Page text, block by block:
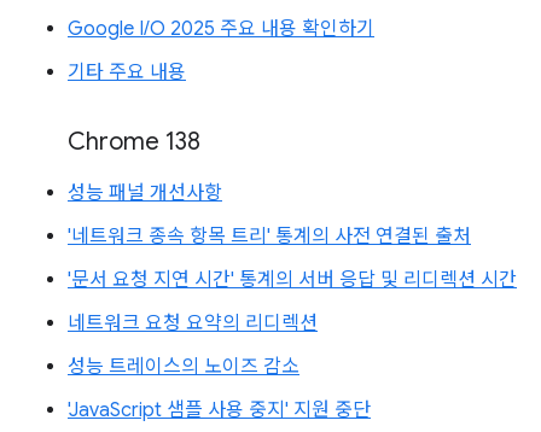
Google I/O 2025 주요 내용 확인하기
기타 주요 내용
Chrome 138
성능 패널 개선사항
'네트워크 종속 항목 트리' 통계의 사전 연결된 출처
'문서 요청 지연 시간' 통계의 서버 응답 및 리디렉션 시간
네트워크 요청 요약의 리디렉션
성능 트레이스의 노이즈 감소
'JavaScript 샘플 사용 중지' 지원 중단